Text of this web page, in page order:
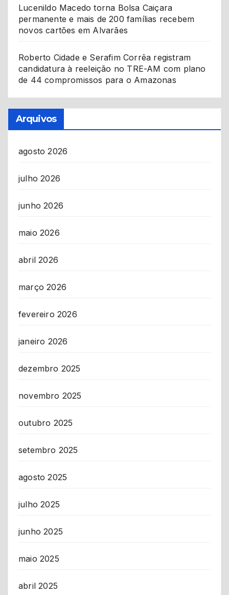
Lucenildo Macedo torna Bolsa Caiçara
permanente e mais de 200 famílias recebem
novos cartões em Alvarães
Roberto Cidade e Serafim Corrêa registram
candidatura à reeleição no TRE-AM com plano
de 44 compromissos para o Amazonas
Arquivos
agosto 2026
julho 2026
junho 2026
maio 2026
abril 2026
março 2026
fevereiro 2026
janeiro 2026
dezembro 2025
novembro 2025
outubro 2025
setembro 2025
agosto 2025
julho 2025
junho 2025
maio 2025
abril 2025